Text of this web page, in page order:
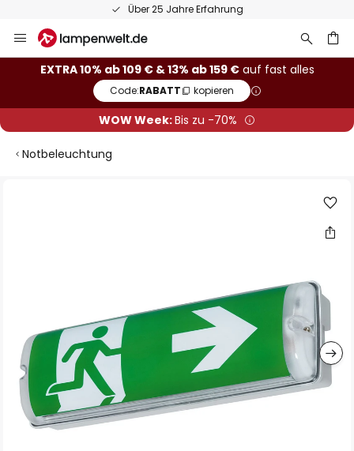
Über 25 Jahre Erfahrung
Inhalt
springen
EXTRA 10% ab 109 € & 13% ab 159 €auf fast alles
Code:RABATT kopieren
WOW Week:Bis zu -70%
Notbeleuchtung